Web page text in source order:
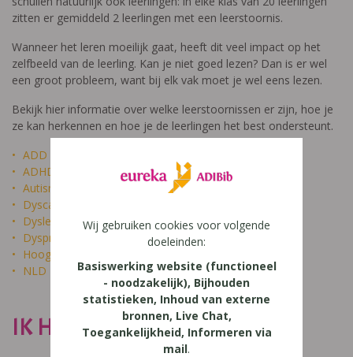
zitten er gemiddeld 2 leerlingen met een leerstoornis.
Wanneer het leren moeilijk gaat, heeft dit veel impact op het
zelfbeeld van de leerling. Kan je niet goed lezen? Dan is er wel
een groot probleem, want bij elk vak moet je wel eens lezen.
Bekijk hier informatie over welke leerstoornissen er zijn, hoe je
ze kan herkennen en hoe je de leerlingen het best ondersteunt.
ADD
ADHD
Autisme
Dyscalculie
Dyslexie
Dyspraxie
Hoogbegaafdheid
NLD
IK HEET NIET DOM
Wij gebruiken cookies voor volgende
doeleinden:
Basiswerking website (functioneel
- noodzakelijk), Bijhouden
statistieken, Inhoud van externe
bronnen, Live Chat,
Toegankelijkheid, Informeren via
mail.